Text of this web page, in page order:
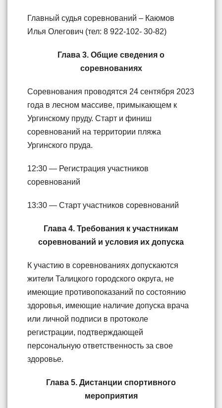
Главный судья соревнований – Каюмов
Илья Олегович (тел: 8 922-102- 30-82)
Глава 3. Общие сведения о
соревнованиях
Соревнования проводятся 24 сентября 2023
года в лесном массиве, примыкающем к
Ургинскому пруду. Старт и финиш
соревнований на территории пляжа
Ургинского пруда.
12:30 — Регистрация участников
соревнований
13:30 — Старт участников соревнований
Глава 4. Требования к участникам
соревнований и условия их допуска
К участию в соревнованиях допускаются
жители Талицкого городского округа, не
имеющие противопоказаний по состоянию
здоровья, имеющие наличие допуска врача
или личной подписи в протоколе
регистрации, подтверждающей
персональную ответственность за свое
здоровье.
Глава 5. Дистанции спортивного
мероприятия